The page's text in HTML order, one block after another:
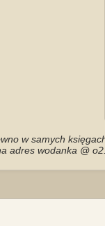
w samych
adres wodanka @